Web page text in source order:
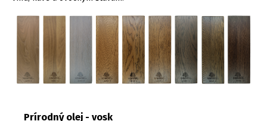
Prírodný olej - vosk